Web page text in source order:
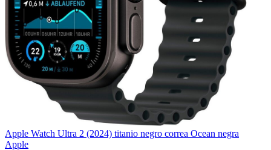
Apple Watch Ultra 2 (2024) titanio negro correa Ocean negra
Apple